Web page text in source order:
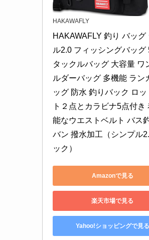
HAKAWAFLY
HAKAWAFLY 釣り バッグ
ル2.0 フィッシングバッグ
タックルバッグ 大容量 ワ
ルダーバッグ 多機能 ラン
ッグ 防水 釣りバック ロ
ト２点とカラビナ5点付き
能なウエストベルト バス
バン 撥水加工（シンプル
ック）
Amazonで見る
楽天市場で見る
Yahoo!ショッピングで見る